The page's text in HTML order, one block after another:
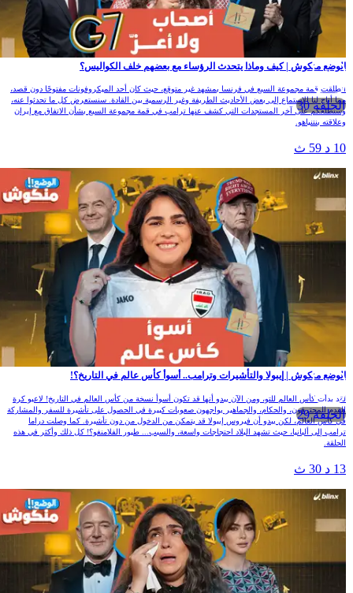
الحلقة 30
الوضع منكوش | كيف وماذا يتحدث الرؤساء مع بعضهم خلف الكواليس؟
انطلقت قمة مجموعة السبع في فرنسا بمشهد غير متوقع، حيث كان أحد الميكروفونات مفتوحًا دون قصد،
مما أتاح لنا الاستماع إلى بعض الأحاديث الطريفة وغير الرسمية بين القادة. سنستعرض كل ما تحدثوا عنه،
وسنطلعكم على آخر المستجدات التي كشف عنها ترامب في قمة مجموعة السبع بشأن الاتفاق مع إيران
وعلاقته بنتنياهو.
10 د 59 ث
الحلقة 29
الوضع منكوش | إيبولا والتأشيرات وترامب.. أسوأ كأس عالم في التاريخ؟!
لقد بدأت كأس العالم للتو، ومن الآن يبدو أنها قد تكون أسوأ نسخة من كأس العالم في التاريخ! لاعبو كرة
القدم المحترفون، والحكام، والجماهير يواجهون صعوبات كبيرة في الحصول على تأشيرة للسفر والمشاركة
في كأس العالم، لكن يبدو أن فيروس إيبولا قد يتمكن من الدخول من دون تأشيرة. كما وصلت دراما
ترامب إلى ألبانيا، حيث تشهد البلاد احتجاجات واسعة، والسبب... طيور الفلامنغو؟! كل ذلك وأكثر في هذه
الحلقة.
13 د 30 ث